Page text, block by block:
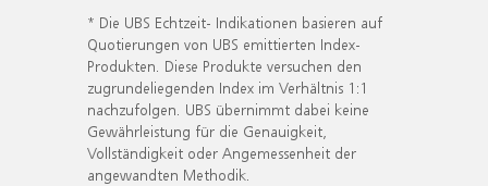
* Die UBS Echtzeit- Indikationen basieren auf
Quotierungen von UBS emittierten Index-
Produkten. Diese Produkte versuchen den
zugrundeliegenden Index im Verhältnis 1:1
nachzufolgen. UBS übernimmt dabei keine
Gewährleistung für die Genauigkeit,
Vollständigkeit oder Angemessenheit der
angewandten Methodik.